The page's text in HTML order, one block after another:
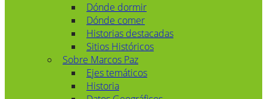
Dónde dormir
Dónde comer
Historias destacadas
Sitios Históricos
Sobre Marcos Paz
Ejes temáticos
Historia